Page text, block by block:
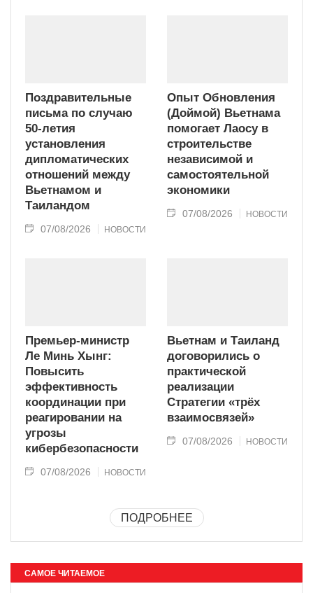
Поздравительные
письма по случаю
50-летия
установления
дипломатических
отношений между
Вьетнамом и
Таиландом
07/08/2026 НОВОСТИ
Опыт Обновления
(Доймой) Вьетнама
помогает Лаосу в
строительстве
независимой и
самостоятельной
экономики
07/08/2026 НОВОСТИ
Премьер-министр
Ле Минь Хынг:
Повысить
эффективность
координации при
реагировании на
угрозы
кибербезопасности
07/08/2026 НОВОСТИ
Вьетнам и Таиланд
договорились о
практической
реализации
Стратегии «трёх
взаимосвязей»
07/08/2026 НОВОСТИ
ПОДРОБНЕЕ
САМОЕ ЧИТАЕМОЕ